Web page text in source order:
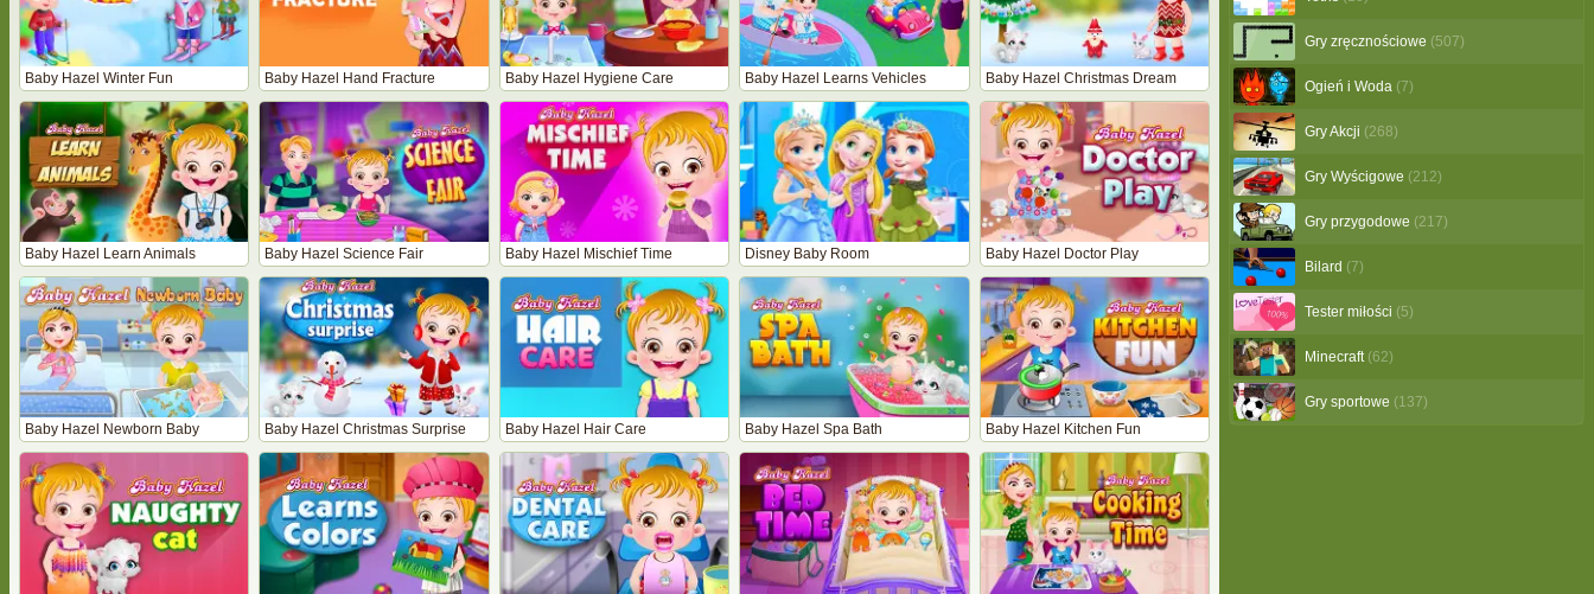
Baby Hazel Winter Fun Baby Hazel Hand Fracture Baby Hazel Hygiene Care Baby Hazel Learns Vehicles Baby Hazel Christmas Dream
Baby Hazel Learn Animals Baby Hazel Science Fair Baby Hazel Mischief Time Disney Baby Room Baby Hazel Doctor Play
Baby Hazel Newborn Baby Baby Hazel Christmas Surprise Baby Hazel Hair Care Baby Hazel Spa Bath Baby Hazel Kitchen Fun
Gry zręcznościowe (507)
Ogień i Woda (7)
Gry Akcji (268)
Gry Wyścigowe (212)
Gry przygodowe (217)
Bilard (7)
Tester miłości (5)
Minecraft (62)
Gry sportowe (137)